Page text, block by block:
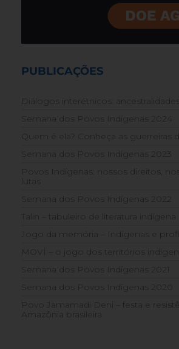
PUBLICAÇÕES
Diálogos interétnicos:
Semana dos Povos Indígenas 2024
Quem é ela? Conheça as guerreiras
Semana dos Povos Indígenas 2023
Povos Indígenas: nossos direitos,
lutas
Semana dos Povos Indígenas 2022
Talin – tabuleiro de literatura indígena
Jogo da memória – Indígenas e
MOVÍ – o jogo dos territórios
Semana dos Povos Indígenas 2021
Semana dos Povos Indígenas 2020
Povo Jamamadi Deni – festa e
Amazônia brasileira